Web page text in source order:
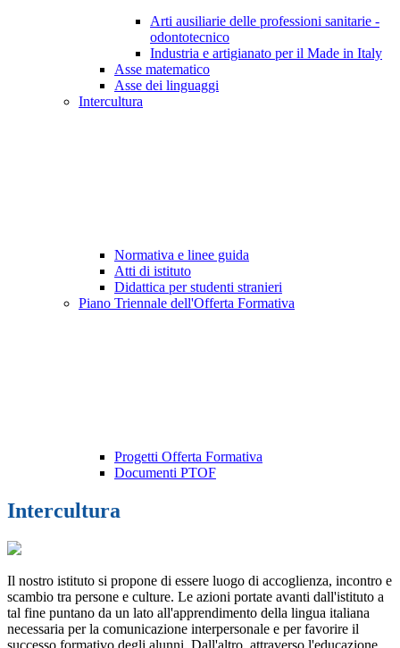
Arti ausiliarie delle professioni sanitarie -
odontotecnico
Industria e artigianato per il Made in Italy
Asse matematico
Asse dei linguaggi
Intercultura
Normativa e linee guida
Atti di istituto
Didattica per studenti stranieri
Piano Triennale dell'Offerta Formativa
Progetti Offerta Formativa
Documenti PTOF
Intercultura
Il nostro istituto si propone di essere luogo di accoglienza, incontro e
scambio tra persone e culture. Le azioni portate avanti dall'istituto a
tal fine puntano da un lato all'apprendimento della lingua italiana
necessaria per la comunicazione interpersonale e per favorire il